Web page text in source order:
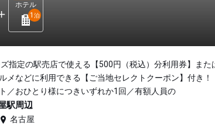
ホテル
1 泊
指定の駅売店で使える【500円（税込）分利用券】また
メなどに利用できる【ご当地セレクトクーポン】付き！
ト／おひとり様につきいずれか1回／有額人員の
駅周辺
名古屋